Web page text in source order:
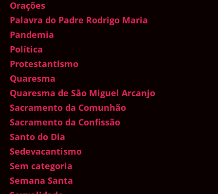
Orações
Palavra do Padre Rodrigo Maria
Pandemia
Política
Protestantismo
Quaresma
Quaresma de São Miguel Arcanjo
Sacramento da Comunhão
Sacramento da Confissão
Santo do Dia
Sedevacantismo
Sem categoria
Semana Santa